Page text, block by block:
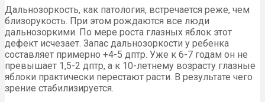
Дальнозоркость, как патология, встречается реже, чем
близорукость. При этом рождаются все люди
дальнозоркими. По мере роста глазных яблок этот
дефект исчезает. Запас дальнозоркости у ребенка
составляет примерно +4-5 дптр. Уже к 6-7 годам он не
превышает 1,5-2 дптр, а к 10-летнему возрасту глазные
яблоки практически перестают расти. В результате чего
зрение стабилизируется.